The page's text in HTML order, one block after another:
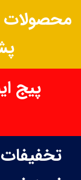
محصولات
پیج